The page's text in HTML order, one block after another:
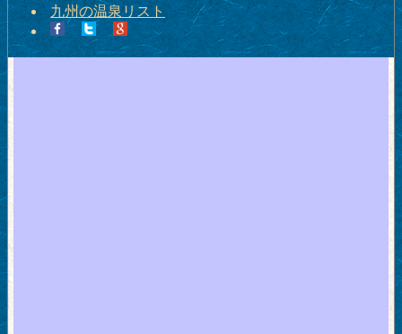
九州の温泉リスト